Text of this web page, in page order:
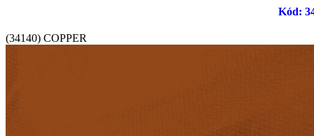
Kód:
(34140) COPPER